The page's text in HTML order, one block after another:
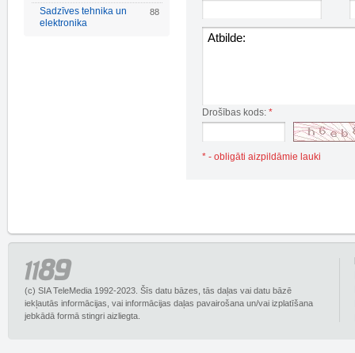
Sadzīves tehnika un
elektronika
88
Drošības kods: *
* - obligāti aizpildāmie lauki
(c) SIA TeleMedia 1992-2023. Šīs datu bāzes, tās daļas vai datu bāzē
iekļautās informācijas, vai informācijas daļas pavairošana un/vai izplatīšana
jebkādā formā stingri aizliegta.